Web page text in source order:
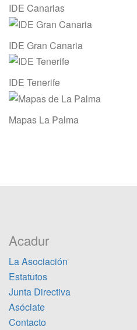
IDE Canarias
IDE Gran Canaria
IDE Tenerife
Mapas La Palma
Acadur
La Asociación
Estatutos
Junta Directiva
Asóciate
Contacto